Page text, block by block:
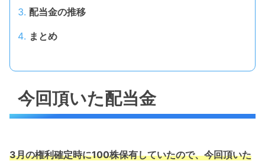
配当金の推移
まとめ
今回頂いた配当金
3月の権利確定時に100株保有していたので、今回頂いた